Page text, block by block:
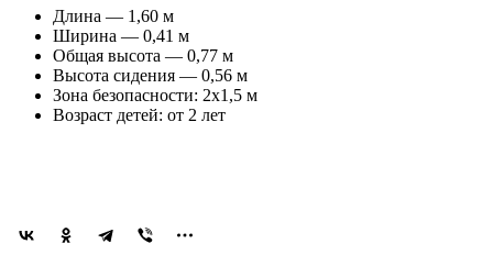
Длина — 1,60 м
Ширина — 0,41 м
Общая высота — 0,77 м
Высота сидения — 0,56 м
Зона безопасности: 2x1,5 м
Возраст детей: от 2 лет